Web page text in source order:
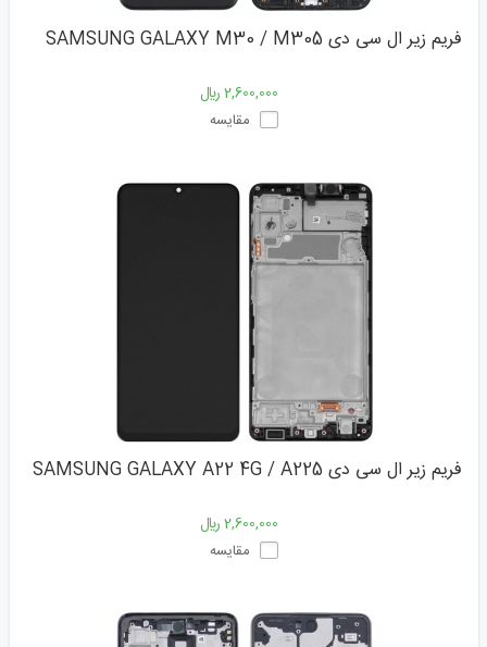
فریم زیر ال سی دی SAMSUNG GALAXY M30 / M305
2,600,000 ﷼
مقایسه
فریم زیر ال سی دی SAMSUNG GALAXY A22 4G / A225
2,600,000 ﷼
مقایسه